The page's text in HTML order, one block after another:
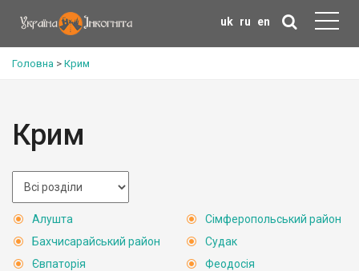
uk ru en
Головна > Крим
Крим
Алушта
Бахчисарайський район
Євпаторія
Сімферопольський район
Судак
Феодосія